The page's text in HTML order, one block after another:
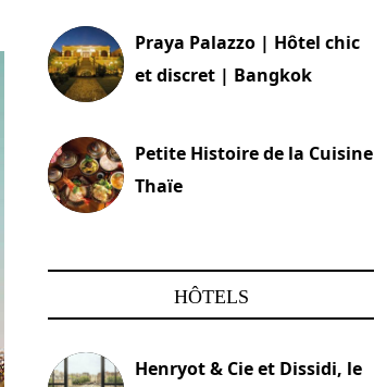
Praya Palazzo | Hôtel chic
et discret | Bangkok
Petite Histoire de la Cuisine
Thaïe
HÔTELS
Henryot & Cie et Dissidi, le